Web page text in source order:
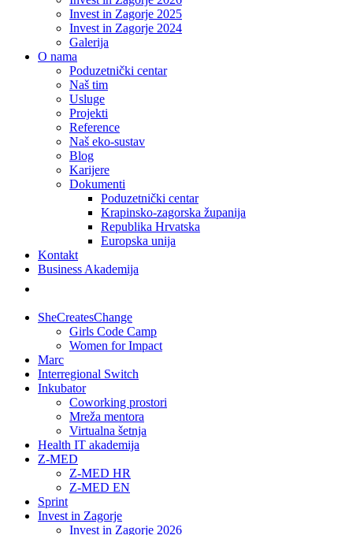
Invest in Zagorje 2025
Invest in Zagorje 2024
Galerija
O nama
Poduzetnički centar
Naš tim
Usluge
Projekti
Reference
Naš eko-sustav
Blog
Karijere
Dokumenti
Poduzetnički centar
Krapinsko-zagorska županija
Republika Hrvatska
Europska unija
Kontakt
Business Akademija
SheCreatesChange
Girls Code Camp
Women for Impact
Marc
Interregional Switch
Inkubator
Coworking prostori
Mreža mentora
Virtualna šetnja
Health IT akademija
Z-MED
Z-MED HR
Z-MED EN
Sprint
Invest in Zagorje
Invest in Zagorje 2026